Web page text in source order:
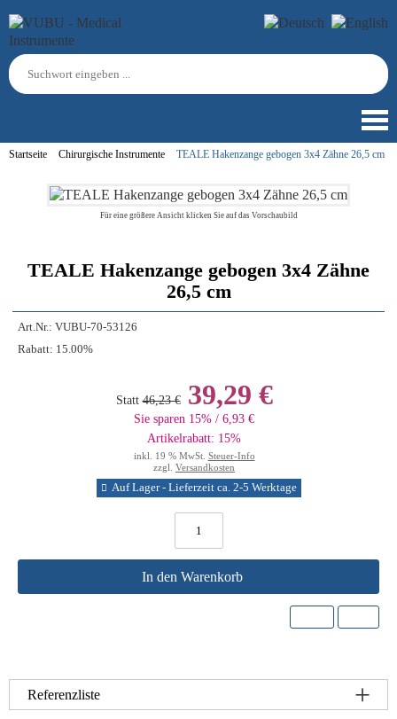
Startseite Chirurgische Instrumente TEALE Hakenzange gebogen 3x4 Zähne 26,5 cm
Für eine größere Ansicht klicken Sie auf das Vorschaubild
TEALE Hakenzange gebogen 3x4 Zähne
26,5 cm
Art.Nr.: VUBU-70-53126
Rabatt: 15.00%
Statt 46,23 €39,29 €
Sie sparen 15% / 6,93 €
Artikelrabatt: 15%
inkl. 19 % MwSt. Steuer-Info
zzgl. Versandkosten
Auf Lager - Lieferzeit ca. 2-5 Werktage
In den Warenkorb
Referenzliste